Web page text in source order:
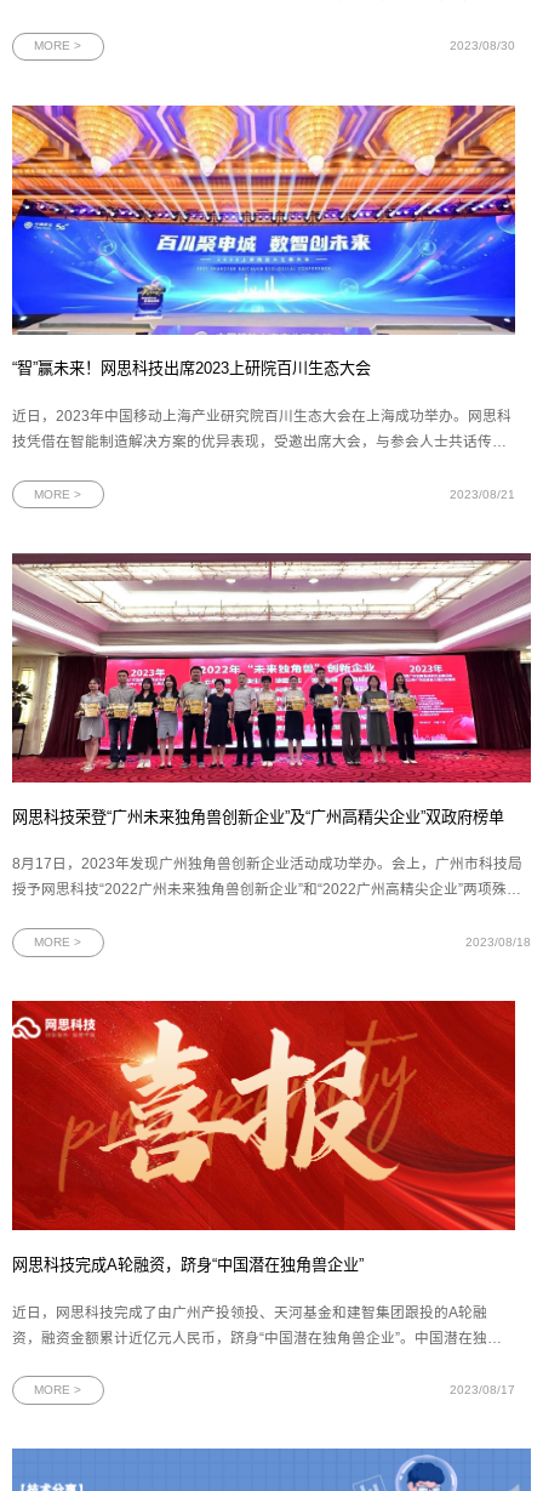
该杂志的报道，有效提升了网思科技在广州政府中的影响力。本文首发于《新
MORE > 2023/08/30
“智”赢未来！网思科技出席2023上研院百川生态大会
近日，2023年中国移动上海产业研究院百川生态大会在上海成功举办。网思科
技凭借在智能制造解决方案的优异表现，受邀出席大会，与参会人士共话传统
一直以来，上海产业研究院（下文简称“上研院”）秉承创新、合作、共赢的理
MORE > 2023/08/21
网思科技荣登“广州未来独角兽创新企业”及“广州高精尖企业”双政府榜单
8月17日，2023年发现广州独角兽创新企业活动成功举办。会上，广州市科技局
授予网思科技“2022广州未来独角兽创新企业”和“2022广州高精尖企业”两项殊
局指导、广州市科技创新企业协会主办的评选活动中，网思科技再次入选“未来独
MORE > 2023/08/18
网思科技完成A轮融资，跻身“中国潜在独角兽企业”
近日，网思科技完成了由广州产投领投、天河基金和建智集团跟投的A轮融
资，融资金额累计近亿元人民币，跻身“中国潜在独角兽企业”。中国潜在独角
之内最新一轮融资的投后估值达到1亿美元。根据长城战略咨询发布的数据，中
MORE > 2023/08/17